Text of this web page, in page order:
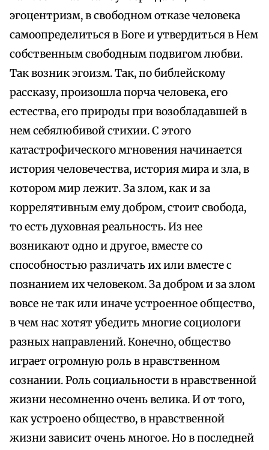
эгоцентризм, в свободном отказе человека
самоопределиться в Боге и утвердиться в Нем
собственным свободным подвигом любви.
Так возник эгоизм. Так, по библейскому
рассказу, произошла порча человека, его
естества, его природы при возобладавшей в
нем себялюбивой стихии. С этого
катастрофического мгновения начинается
история человечества, история мира и зла, в
котором мир лежит. За злом, как и за
коррелятивным ему добром, стоит свобода,
то есть духовная реальность. Из нее
возникают одно и другое, вместе со
способностью различать их или вместе с
познанием их человеком. За добром и за злом
вовсе не так или иначе устроенное общество,
в чем нас хотят убедить многие социологи
разных направлений. Конечно, общество
играет огромную роль в нравственном
сознании. Роль социальности в нравственной
жизни несомненно очень велика. И от того,
как устроено общество, в нравственной
жизни зависит очень многое. Но в последней